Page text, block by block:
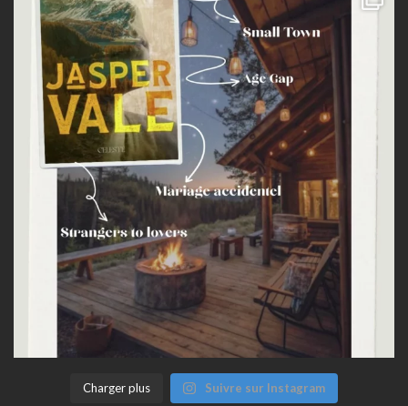
Charger plus Suivre sur Instagram